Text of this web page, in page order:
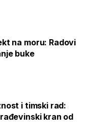
na moru: Radovi
buke
i timski rad:
kran od